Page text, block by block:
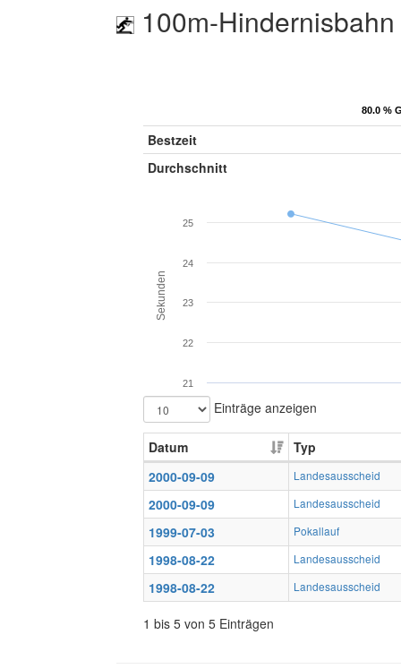
100m-
80.0 %
80.0 %
Bestzeit
Durchschnitt
Sekunden
21
22
23
24
25
Einträge anzeigen
Datum
Typ
2000-09-09
Landesausscheid
2000-09-09 Landesausscheid
1999-07-03 Pokallauf
1998-08-22 Landesausscheid
1998-08-22 Landesausscheid
1 bis 5 von 5 Einträgen